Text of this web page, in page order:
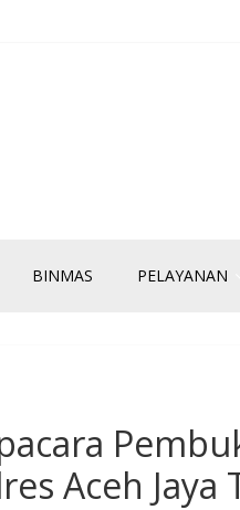
BINMAS PELAYANAN
Aceh Jaya